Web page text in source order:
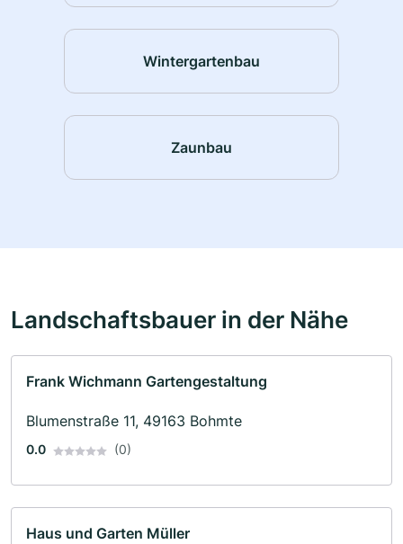
Wintergartenbau
Zaunbau
Landschaftsbauer in der Nähe
Frank Wichmann Gartengestaltung
Blumenstraße 11, 49163 Bohmte
0.0 (0)
Haus und Garten Müller